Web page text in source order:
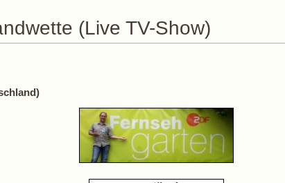
(Live TV-Show)